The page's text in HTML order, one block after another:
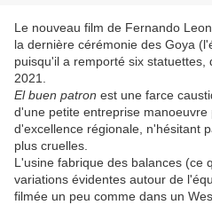
Le nouveau film de Fernando
la dernière cérémonie des Goya
puisqu'il a remporté six statuettes,
2021.
El buen patron est une farce
d'une petite entreprise
d'excellence régionale, n'hésitant
plus cruelles.
L'usine fabrique des balances (ce
variations évidentes autour de
filmée un peu comme dans un